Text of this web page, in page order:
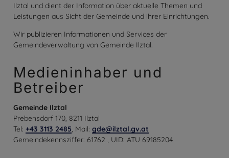
Ilztal und dient der Information über aktuelle Themen und
Leistungen aus Sicht der Gemeinde und ihrer Einrichtungen.
Wir publizieren Informationen und Services der
Gemeindeverwaltung von Gemeinde Ilztal.
Medieninhaber und
Betreiber
Gemeinde Ilztal
Prebensdorf 170, 8211 Ilztal
Tel: +43 3113 2485, Mail: gde@ilztal.gv.at
Gemeindekennsziffer: 61762 , UID: ATU 69185204